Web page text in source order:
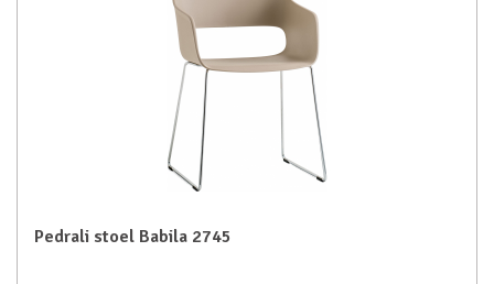
Pedrali stoel Babila 2745